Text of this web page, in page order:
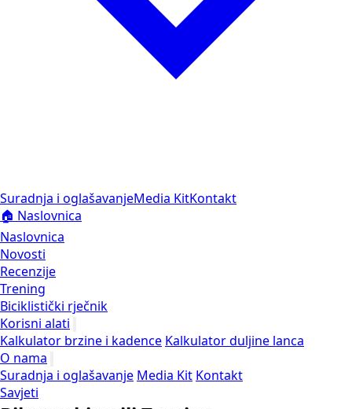
Suradnja i oglašavanjeMedia KitKontakt
🏠 Naslovnica
Naslovnica
Novosti
Recenzije
Trening
Biciklistički rječnik
Korisni alati
Kalkulator brzine i kadence Kalkulator duljine lanca
O nama
Suradnja i oglašavanje Media Kit Kontakt
Savjeti